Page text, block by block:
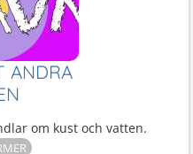
ANDRA
om kust och vatten.